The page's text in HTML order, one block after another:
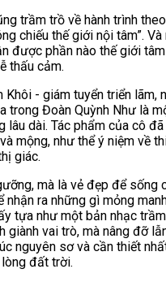
trầm trồ về hành trình
chiếu thế giới nội tâm”. Và
được phần nào thế giới
thấu cảm.
- giám tuyển triển lãm,
trong Đoàn Quỳnh Như là
dài. Tác phẩm của cô đã
mộng, như thể ý niệm về
giác.
mà là vẻ đẹp để sống
ra những gì mỏng
tựa như một bản nhạc
giành vai trò, mà nâng đỡ
nguyên sơ và cần thiết
đất trời.